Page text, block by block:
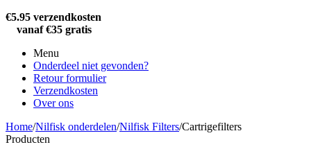
€5.95 verzendkosten
vanaf €35 gratis
Menu
Onderdeel niet gevonden?
Retour formulier
Verzendkosten
Over ons
Home/Nilfisk onderdelen/Nilfisk Filters/​Cartrigefilters
Producten